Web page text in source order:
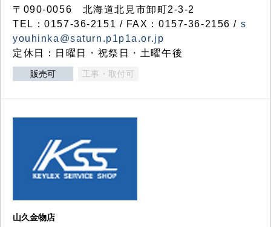
〒090-0056 北海道北見市卸町2-3-2
TEL：0157-36-2151 / FAX：0157-36-2156 / s
youhinka@saturn.p1p1a.or.jp
定休日：日曜日・祝祭日・土曜午後
販売可 工事・取付可
山久金物店